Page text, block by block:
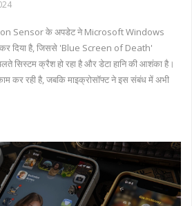
Sensor के अपडेट ने Microsoft Windows
कर दिया है, जिससे 'Blue Screen of Death'
सिस्टम क्रैश हो रहा है और डेटा हानि की आशंका है।
कर रही है, जबकि माइक्रोसॉफ्ट ने इस संबंध में अभी